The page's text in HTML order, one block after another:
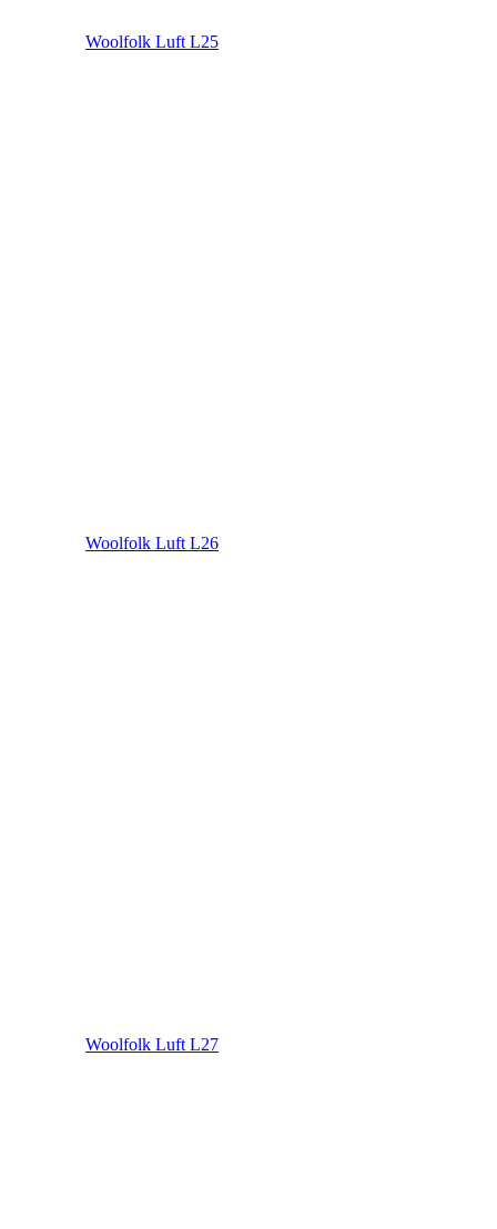
Woolfolk Luft L25
Woolfolk Luft L26
Woolfolk Luft L27